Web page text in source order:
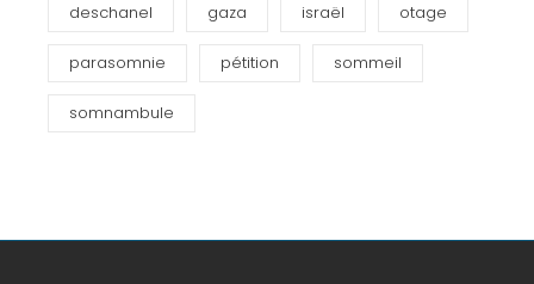
deschanel gaza israël otage
parasomnie pétition sommeil
somnambule